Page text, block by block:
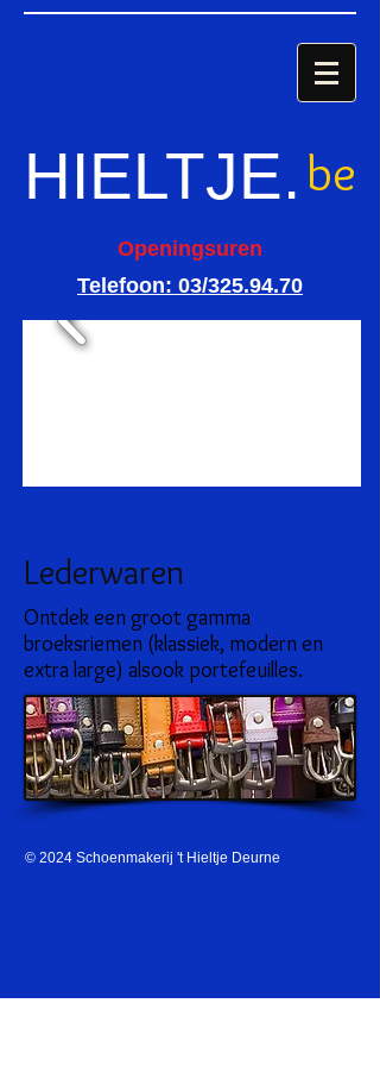
HIELTJE. be
Openingsuren
Telefoon: 03/325.94.70
Lederwaren
Ontdek een groot gamma
broeksriemen (klassiek, modern en
extra large) alsook portefeuilles.
© 2024 Schoenmakerij 't Hieltje Deurne